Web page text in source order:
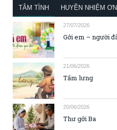
TÂM TÌNH HUYỀN NHIỆM
27/07/2026
Gởi em – người
21/06/2026
Tấm lưng
20/06/2026
Thư gởi Ba